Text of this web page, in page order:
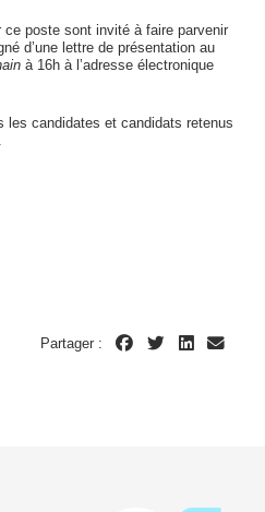
ce poste sont invité à faire parvenir
d’une lettre de présentation au
à 16h à l’adresse électronique
les candidates et candidats retenus
Partager :